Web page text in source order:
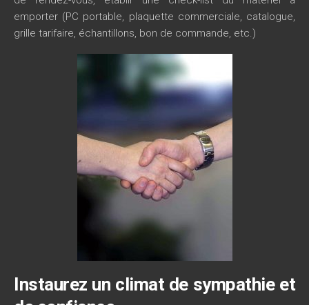
emporter (PC portable, plaquette commerciale, catalogue,
grille tarifaire, échantillons, bon de commande, etc.)
Instaurez un climat de sympathie et